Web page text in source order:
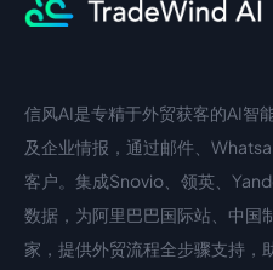
中文入口
信风AI是专精于外贸获客的AI智
及企业情报，通过邮件、
客户。集成Snovio、领英、
数据，为阿里巴巴国际站、中国
家，提供外贸流程全步骤支持，